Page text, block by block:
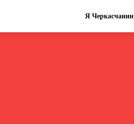
Я Черкасчанин